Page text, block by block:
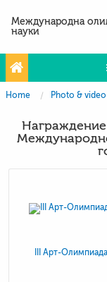
Международна
науки
Проекти
Партньори
Home Photo & video
III Арт-